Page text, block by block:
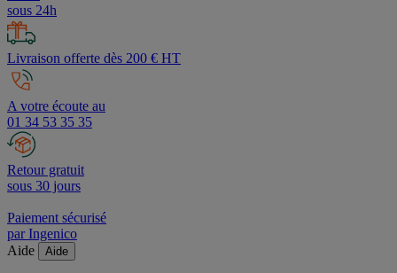
sous 24h
Livraison offerte dès 200 € HT
A votre écoute au
01 34 53 35 35
Retour gratuit
sous 30 jours
Paiement sécurisé
par Ingenico
Aide
Aide